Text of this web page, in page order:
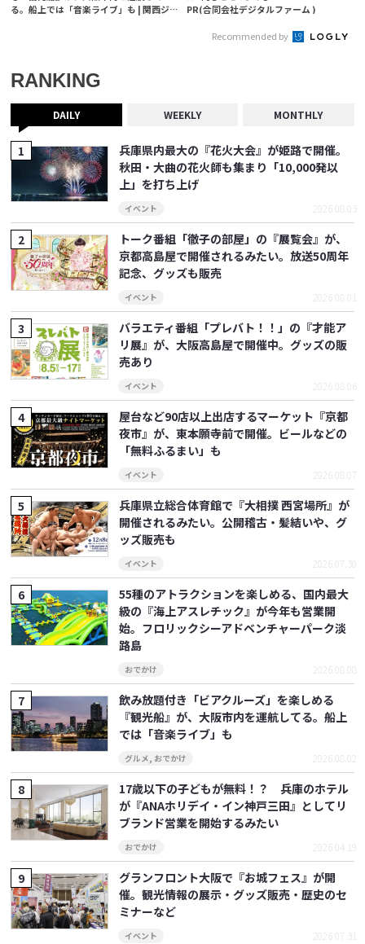
る。船上では「音楽ライブ」も | 関西ジ
PR(合同会社デジタルファーム )
Recommended by
RANKING
DAILY WEEKLY MONTHLY
兵庫県内最大の『花火大会』が姫路で開催。
秋田・大曲の花火師も集まり「10,000発以
上」を打ち上げ
イベント 2026.08.03
トーク番組「徹子の部屋」の『展覧会』が、
京都高島屋で開催されるみたい。放送50周年
記念、グッズも販売
イベント 2026.08.01
バラエティ番組「プレバト！！」の『才能ア
リ展』が、大阪高島屋で開催中。グッズの販
売あり
イベント 2026.08.06
屋台など90店以上出店するマーケット『京都
夜市』が、東本願寺前で開催。ビールなどの
「無料ふるまい」も
イベント 2026.08.07
兵庫県立総合体育館で『大相撲 西宮場所』が
開催されるみたい。公開稽古・髪結いや、グ
ッズ販売も
イベント 2026.07.30
55種のアトラクションを楽しめる、国内最大
級の『海上アスレチック』が今年も営業開
始。フロリックシーアドベンチャーパーク淡
路島
おでかけ 2026.08.08
飲み放題付き「ビアクルーズ」を楽しめる
『観光船』が、大阪市内を運航してる。船上
では「音楽ライブ」も
グルメ おでかけ 2026.08.02
17歳以下の子どもが無料！？ 兵庫のホテル
が『ANAホリデイ・イン神戸三田』としてリ
ブランド営業を開始するみたい
おでかけ 2026.04.19
グランフロント大阪で『お城フェス』が開
催。観光情報の展示・グッズ販売・歴史のセ
ミナーなど
イベント 2026.07.31